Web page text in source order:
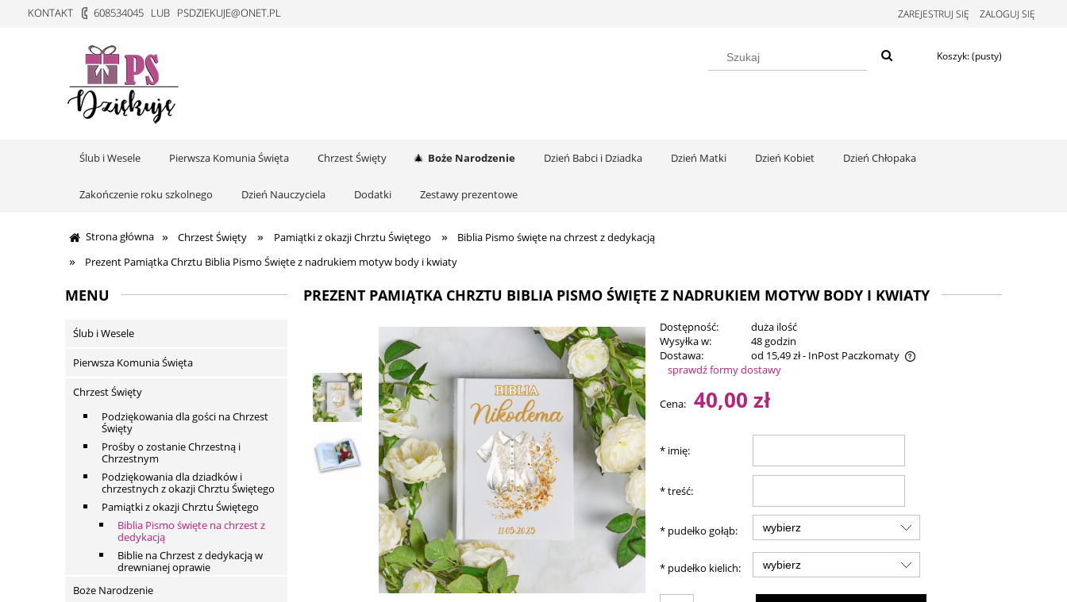
KONTAKT 608534045 LUB PSDZIEKUJE@ONET.PL ZAREJESTRUJ SIĘ ZALOGUJ SIĘ
Koszyk:(pusty)
Ślub i Wesele Pierwsza Komunia Święta Chrzest Święty Boże Narodzenie Dzień Babci i Dziadka Dzień Matki Dzień Kobiet Dzień Chłopaka
Zakończenie roku szkolnego Dzień Nauczyciela Dodatki Zestawy prezentowe
Strona główna » Chrzest Święty » Pamiątki z okazji Chrztu Świętego » Biblia Pismo święte na chrzest z dedykacją
» Prezent Pamiątka Chrztu Biblia Pismo Święte z nadrukiem motyw body i kwiaty
MENU
Ślub i Wesele
Pierwsza Komunia Święta
Chrzest Święty
Podziękowania dla gości na Chrzest
Święty
Prośby o zostanie Chrzestną i
Chrzestnym
Podziękowania dla dziadków i
chrzestnych z okazji Chrztu Świętego
Pamiątki z okazji Chrztu Świętego
Biblia Pismo święte na chrzest z
dedykacją
Biblie na Chrzest z dedykacją w
drewnianej oprawie
Boże Narodzenie
PREZENT PAMIĄTKA CHRZTU BIBLIA PISMO ŚWIĘTE Z NADRUKIEM MOTYW BODY I KWIATY
Dostępność:
duża ilość
Wysyłka w:
48 godzin
Dostawa:
od 15,49 zł- InPost Paczkomaty
Cena nie zawiera ewentualnych kosztów
płatności
sprawdź formy dostawy
Cena: 40,00 zł
* imię:
*treść:
* pudełko gołąb:
* pudełko kielich: